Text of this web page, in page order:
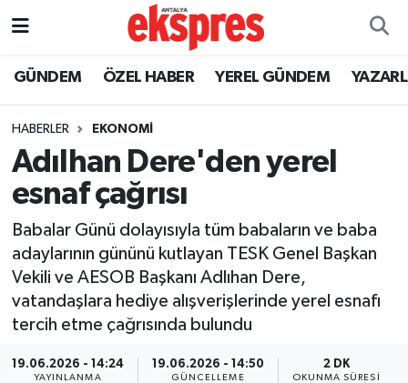
GÜNDEM ÖZEL HABER YEREL GÜNDEM
HABERLER EKONOMİ
Adılhan Dere'den yerel
esnaf çağrısı
Babalar Günü dolayısıyla tüm babaların ve baba
adaylarının gününü kutlayan TESK Genel Başkan
Vekili ve AESOB Başkanı Adlıhan Dere,
vatandaşlara hediye alışverişlerinde yerel esnafı
tercih etme çağrısında bulundu
19.06.2026 - 14:24
YAYINLANMA
19.06.2026 - 14:50
GÜNCELLEME
2 DK
OKUNMA SÜRESI
ÖZEL HABER
YEREL GÜNDEM
EKONOMİ
KÜLTÜR - SANAT
SPOR
Nöbetçi Eczaneler
Trafik Durumu
Süper Lig Puan Durumu ve Fikstür
Tüm Manşetler
Son Dakika Haberleri